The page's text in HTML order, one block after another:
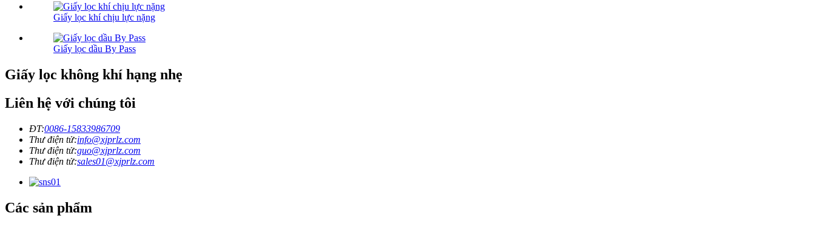
Giấy lọc khí chịu lực nặng
Giấy lọc dầu By Pass
Giấy lọc không khí hạng nhẹ
Liên hệ với chúng tôi
ĐT:0086-15833986709
Thư điện tử:info@xjprlz.com
Thư điện tử:guo@xjprlz.com
Thư điện tử:sales01@xjprlz.com
Các sản phẩm